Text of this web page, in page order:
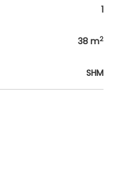
1
38 m2
SHM